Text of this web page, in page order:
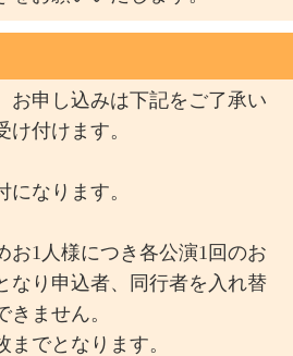
お申し込みは下記をご了承い
付けます。
なります。
1人様につき各公演1回のお
なり申込者、同行者を入れ替
きません。
でとなります。